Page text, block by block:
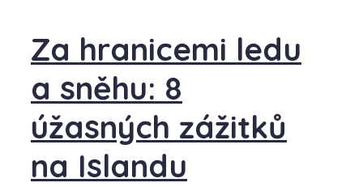
Za hranicemi ledu
a sněhu: 8
úžasných zážitků
na Islandu